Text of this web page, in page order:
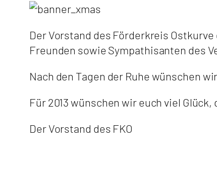
Der Vorstand des Förderkreis
Freunden sowie Sympathisanten des
Nach den Tagen der Ruhe wünschen
Für 2013 wünschen wir euch viel
Der Vorstand des FKO